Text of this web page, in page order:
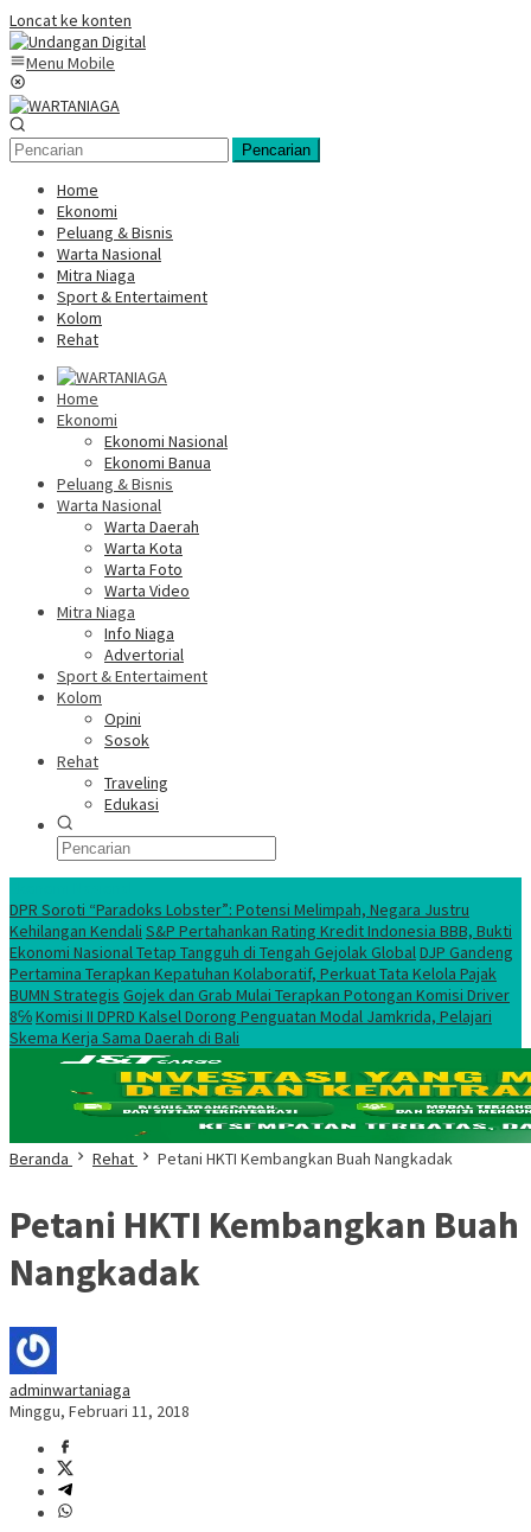
Loncat ke konten
Menu Mobile
Pencarian
Home
Ekonomi
Peluang & Bisnis
Warta Nasional
Mitra Niaga
Sport & Entertaiment
Kolom
Rehat
Home
Ekonomi
Ekonomi Nasional
Ekonomi Banua
Peluang & Bisnis
Warta Nasional
Warta Daerah
Warta Kota
Warta Foto
Warta Video
Mitra Niaga
Info Niaga
Advertorial
Sport & Entertaiment
Kolom
Opini
Sosok
Rehat
Traveling
Edukasi
DPR Soroti “Paradoks Lobster”: Potensi Melimpah, Negara Justru
Kehilangan Kendali S&P Pertahankan Rating Kredit Indonesia BBB, Bukti
Ekonomi Nasional Tetap Tangguh di Tengah Gejolak GlobalDJP Gandeng
Pertamina Terapkan Kepatuhan Kolaboratif, Perkuat Tata Kelola Pajak
BUMN Strategis Gojek dan Grab Mulai Terapkan Potongan Komisi Driver
8℅Komisi II DPRD Kalsel Dorong Penguatan Modal Jamkrida, Pelajari
Skema Kerja Sama Daerah di Bali
Beranda Rehat Petani HKTI Kembangkan Buah Nangkadak
Petani HKTI Kembangkan Buah
Nangkadak
adminwartaniaga
Minggu, Februari 11, 2018